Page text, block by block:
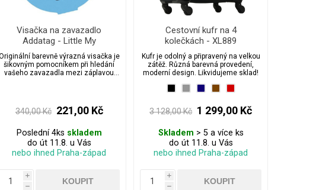
Visačka na zavazadlo
Addatag - Little My
barevně výrazná visačka je
šikovným pomocníkem při hledání
vašeho zavazadla mezi záplavou
340,00 Kč 221,00 Kč
Poslední 4ks skladem
do út 11.8. u Vás
nebo ihned Praha-západ
i
h
Cestovní kufr na 4
kolečkách - XL889
Kufr je odolný a připravený na velkou
zátěž. Různá barevná provedení,
moderní design. Likvidujeme sklad!
3 128,00 Kč 1 299,00 Kč
Skladem > 5 a více ks
do út 11.8. u Vás
nebo ihned Praha-západ
i
h